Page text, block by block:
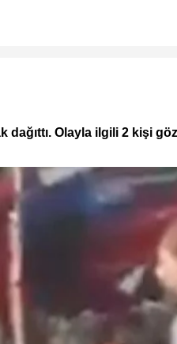
Olayla ilgili 2 kişi